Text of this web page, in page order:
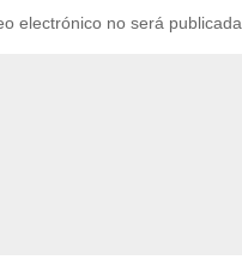
electrónico no será publicada.